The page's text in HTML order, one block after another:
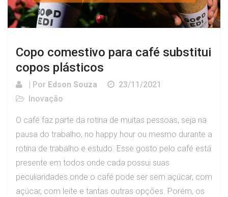
Copo comestivo para café substitui
copos plásticos
| Por Edson Souza
23/11/2021
Inovação
O café faz parte da rotina de muitas pessoas, seja na
pausa do trabalho, no happy hour ou mesmo durante a
rotina de trabalho e estudo. Esse gosto pelo café está
presente em todos onde cada possui suas
peculiaridades onde o café pode ser sem açúcar, com
açúcar, com leite e tantas outras opções. Porém, os